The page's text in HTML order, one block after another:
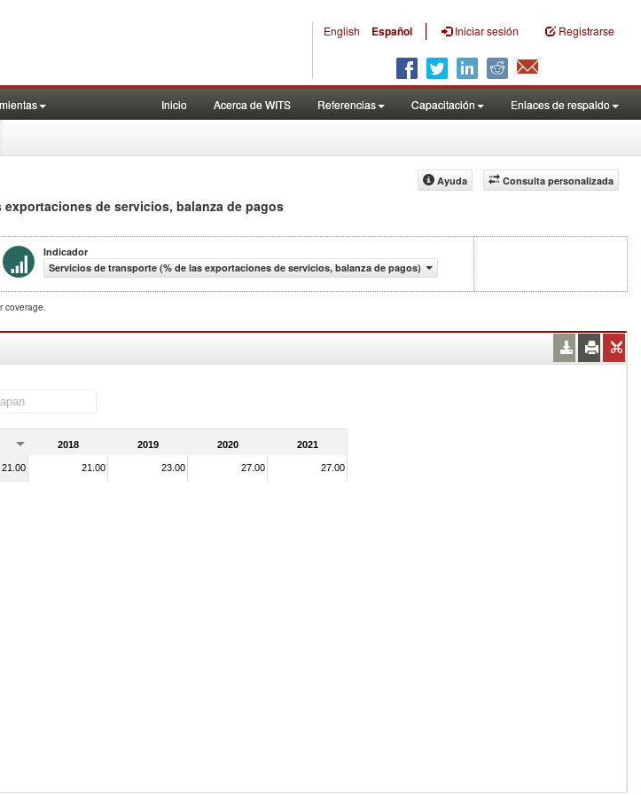
English Español | Iniciar sesión Registrarse
Inicio Acerca de WITS Referencias Capacitación Enlaces de respaldo
Consulta personalizada
Ayuda
exportaciones de servicios, balanza de pagos
Indicador
Servicios de transporte (% de las exportaciones de servicios, balanza de pagos)
coverage.
2018 2019 2020 2021
21.00 21.00 23.00 27.00 27.00